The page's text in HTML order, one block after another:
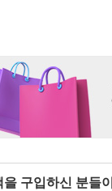
을 구입하신 분들이